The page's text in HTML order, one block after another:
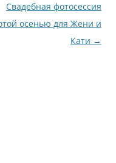
Свадебная фотосессия
осенью для Жени и
Кати →